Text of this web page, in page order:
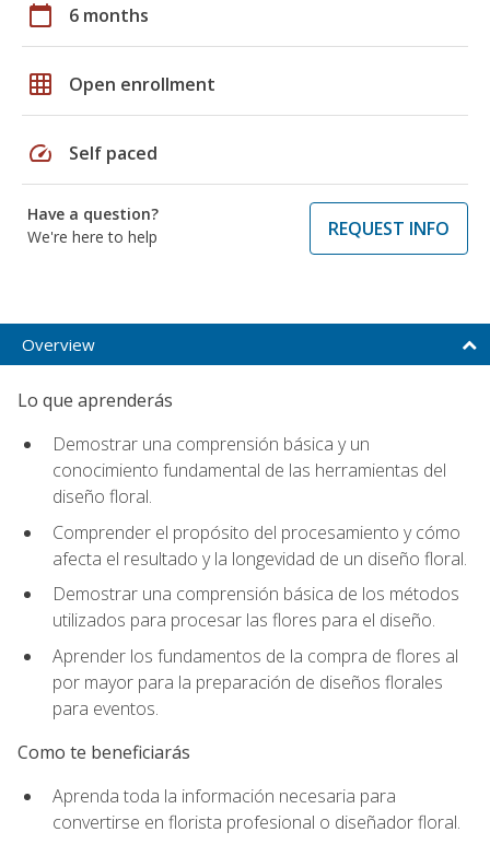
calendar_today 6 months
grid_on Open enrollment
speed Self paced
Have a question?
We're here to help
REQUEST INFO
Overview
Lo que aprenderás
Demostrar una comprensión básica y un
conocimiento fundamental de las herramientas del
diseño floral.
Comprender el propósito del procesamiento y cómo
afecta el resultado y la longevidad de un diseño floral.
Demostrar una comprensión básica de los métodos
utilizados para procesar las flores para el diseño.
Aprender los fundamentos de la compra de flores al
por mayor para la preparación de diseños florales
para eventos.
Como te beneficiarás
Aprenda toda la información necesaria para
convertirse en florista profesional o diseñador floral.